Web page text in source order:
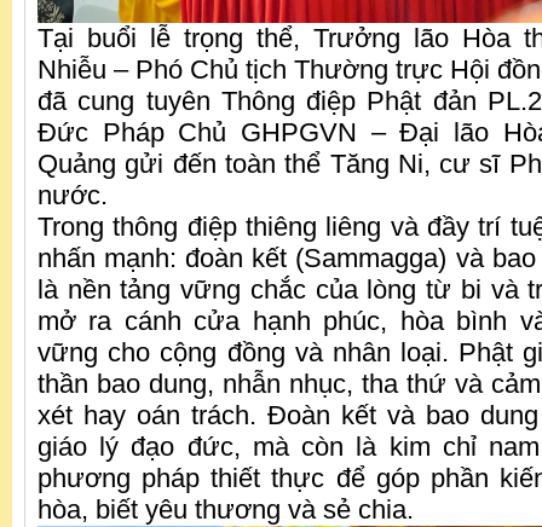
Tại buổi lễ trọng thể, Trưởng lão Hòa
Nhiễu – Phó Chủ tịch Thường trực Hội
đã cung tuyên Thông điệp Phật đản
Đức Pháp Chủ GHPGVN – Đại lão
Quảng gửi đến toàn thể Tăng Ni, cư sĩ
nước.
Trong thông điệp thiêng liêng và đầy trí
nhấn mạnh: đoàn kết (Sammagga) và
là nền tảng vững chắc của lòng từ bi và
mở ra cánh cửa hạnh phúc, hòa bình
vững cho cộng đồng và nhân loại. Phật
thần bao dung, nhẫn nhục, tha thứ và
xét hay oán trách. Đoàn kết và bao
giáo lý đạo đức, mà còn là kim chỉ
phương pháp thiết thực để góp phần
hòa, biết yêu thương và sẻ chia.